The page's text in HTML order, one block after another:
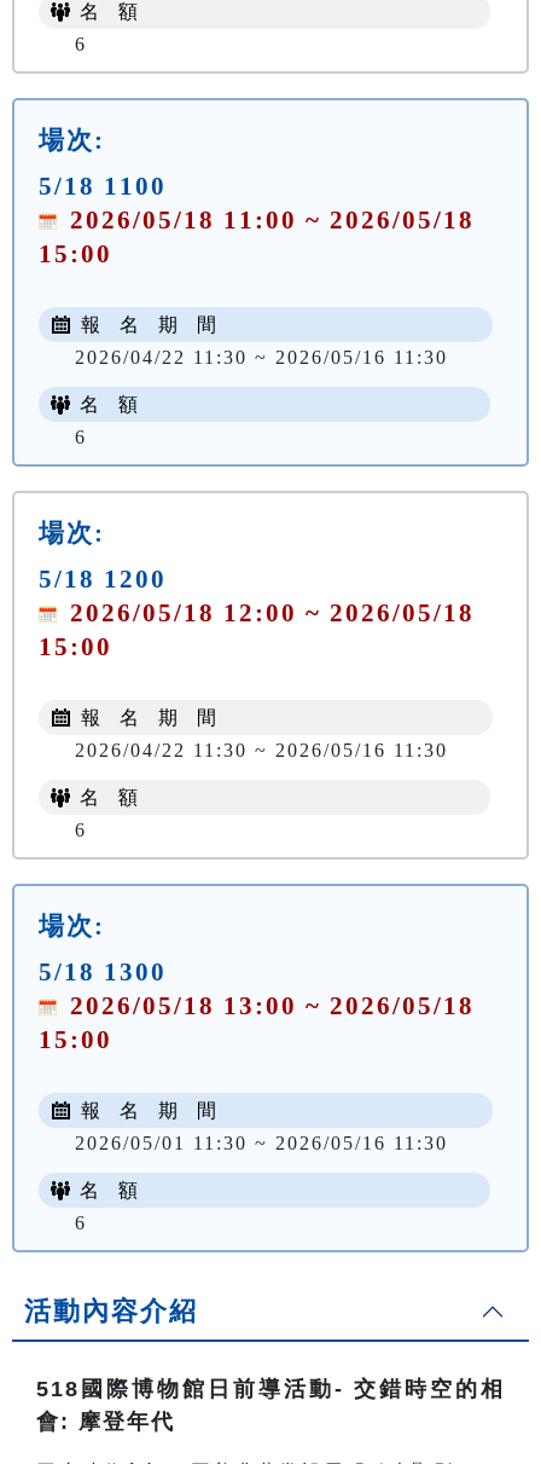
名 額
6
場次:
5/18 1100
2026/05/18 11:00 ~ 2026/05/18
15:00
報 名 期 間
2026/04/22 11:30 ~ 2026/05/16 11:30
名 額
6
場次:
5/18 1200
2026/05/18 12:00 ~ 2026/05/18
15:00
報 名 期 間
2026/04/22 11:30 ~ 2026/05/16 11:30
名 額
6
場次:
5/18 1300
2026/05/18 13:00 ~ 2026/05/18
15:00
報 名 期 間
2026/05/01 11:30 ~ 2026/05/16 11:30
名 額
6
活動內容介紹
518 國際博物館日前導活動- 交錯時空的相
會: 摩登年代